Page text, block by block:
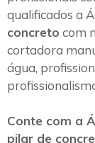
qualificados a
concreto com
cortadora
água,
Conte com a
pilar de